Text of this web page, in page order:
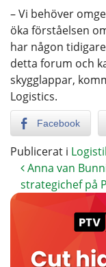
– Vi behöver
öka förståelsen
har någon
detta forum och
skygglappar,
Logistics.
Facebook
Publicerat i
Anna van
strategichef på